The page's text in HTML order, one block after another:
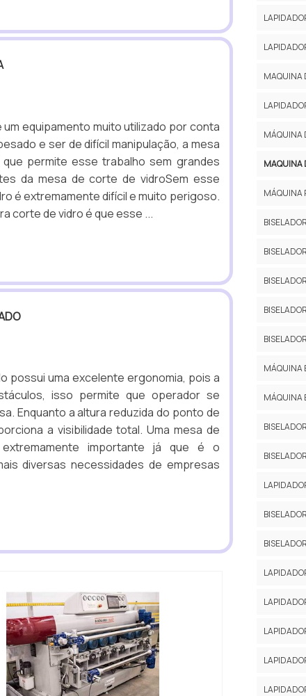
equipamento muito utilizado por conta
e ser de difícil manipulação, a mesa
permite esse trabalho sem grandes
da mesa de corte de vidroSem esse
é extremamente difícil e muito perigoso.
corte de vidro é que esse ...
possui uma excelente ergonomia, pois a
isso permite que operador se
Enquanto a altura reduzida do ponto de
a visibilidade total. Uma mesa de
importante já que é o
diversas necessidades de empresas
MAQUINA
MÁQUINA
MAQUINA
MÁQUINA
MÁQUINA
MÁQUINA